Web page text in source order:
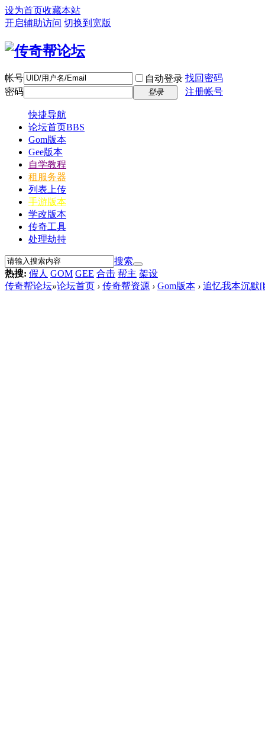
设为首页收藏本站
开启辅助访问 切换到宽版
帐号 自动登录 找回密码
密码
登录 注册帐号
快捷导航
论坛首页BBS
Gom版本
Gee版本
自学教程
租服务器
列表上传
手游版本
学改版本
传奇工具
处理劫持
搜索
热搜: 假人 GOM GEE 合击 帮主 架设
传奇帮论坛»论坛首页 › 传奇帮资源 › Gom版本 › 追忆我本沉默